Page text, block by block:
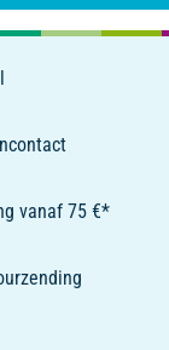
vanaf 75 €*